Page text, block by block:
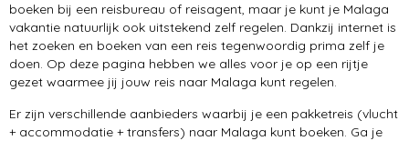
op de fiets
Kathedraal van Malaga
musea
bezienswaardigheden
boeken bij een reisbureau of reisagent, maar je kunt je Malaga
vakantie natuurlijk ook uitstekend zelf regelen. Dankzij internet is
het zoeken en boeken van een reis tegenwoordig prima zelf je
doen. Op deze pagina hebben we alles voor je op een rijtje
gezet waarmee jij jouw reis naar Malaga kunt regelen.
Er zijn verschillende aanbieders waarbij je een pakketreis (vlucht
+ accommodatie + transfers) naar Malaga kunt boeken. Ga je